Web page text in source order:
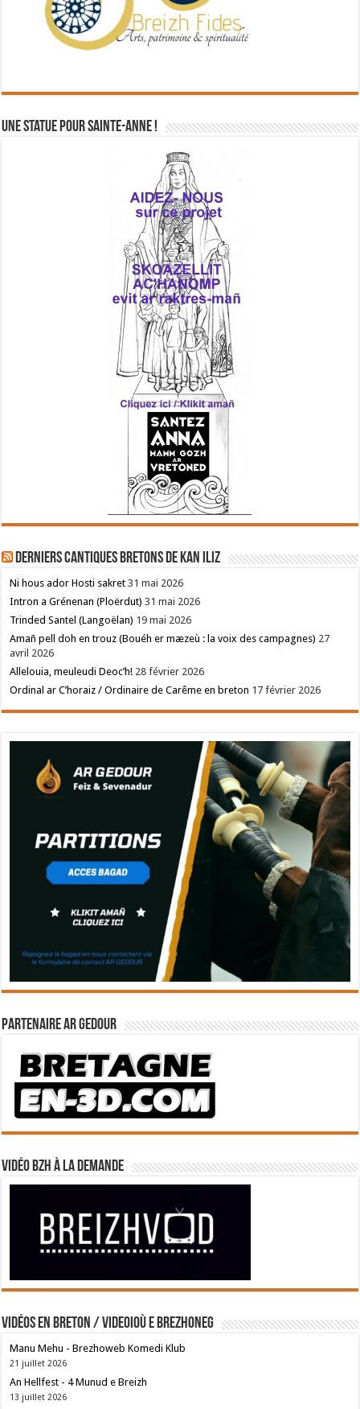
Une statue pour Sainte-Anne !
Derniers cantiques bretons de Kan Iliz
Ni hous ador Hosti sakret 31 mai 2026
Intron a Grénenan (Ploërdut) 31 mai 2026
Trinded Santel (Langoëlan) 19 mai 2026
Amañ pell doh en trouz (Bouéh er mæzeù : la voix des campagnes) 27
avril 2026
Allelouia, meuleudi Deoc’h! 28 février 2026
Ordinal ar C’horaiz / Ordinaire de Carême en breton 17 février 2026
Partenaire Ar Gedour
Vidéo BZH à la demande
Vidéos en breton / Videoioù e brezhoneg
Manu Mehu - Brezhoweb Komedi Klub
21 juillet 2026
An Hellfest - 4 Munud e Breizh
13 juillet 2026